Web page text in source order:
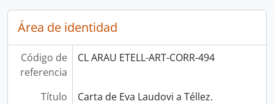
Área de identidad
Código de
referencia
CL ARAU ETELL-ART-CORR-494
Título
Carta de Eva Laudovi a Téllez.